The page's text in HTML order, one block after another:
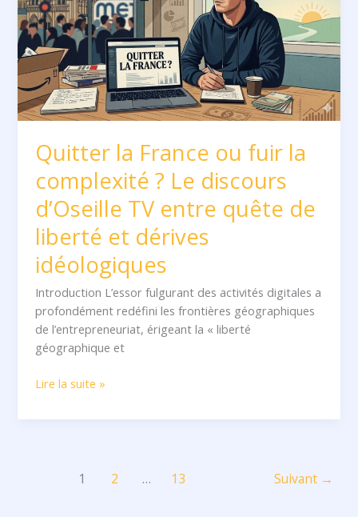
Quitter la France ou fuir la
complexité ? Le discours
d’Oseille TV entre quête de
liberté et dérives
idéologiques
Introduction L’essor fulgurant des activités digitales a
profondément redéfini les frontières géographiques
de l’entrepreneuriat, érigeant la « liberté
géographique et
ou
fuir
la
complexité
?
Le
discours
TV
entre
quête
de
liberté
et
dérives
idéologiques
Lire la suite »
1 2 … 13 Suivant →